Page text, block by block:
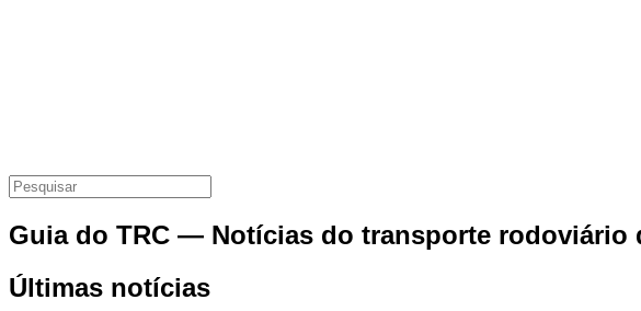
Guia do TRC — Notícias do transporte rodoviário
Últimas notícias